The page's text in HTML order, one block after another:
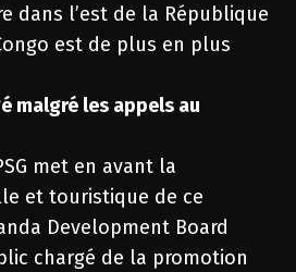
dans l’est de la République
est de plus en plus
malgré les appels au
met en avant la
et touristique de ce
Development Board
chargé de la promotion